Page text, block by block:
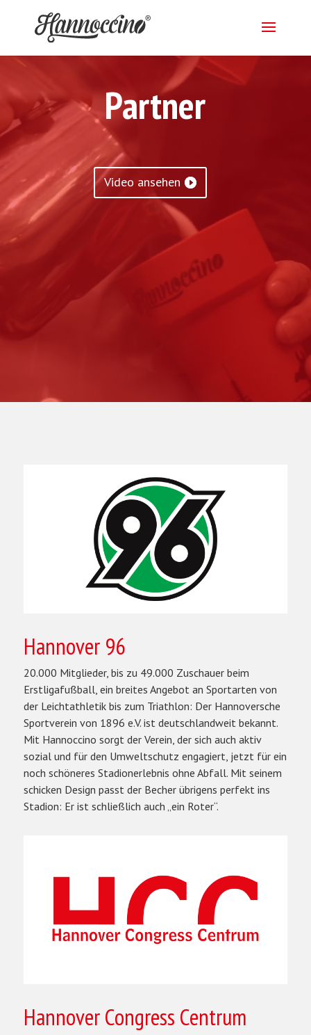
Video-
Player
Partner
Video ansehen
Hannover 96
20.000 Mitglieder, bis zu 49.000 Zuschauer beim
Erstligafußball, ein breites Angebot an Sportarten von
der Leichtathletik bis zum Triathlon: Der Hannoversche
Sportverein von 1896 e.V. ist deutschlandweit bekannt.
Mit Hannoccino sorgt der Verein, der sich auch aktiv
sozial und für den Umweltschutz engagiert, jetzt für ein
noch schöneres Stadionerlebnis ohne Abfall. Mit seinem
schicken Design passt der Becher übrigens perfekt ins
Stadion: Er ist schließlich auch „ein Roter“.
Hannover Congress Centrum